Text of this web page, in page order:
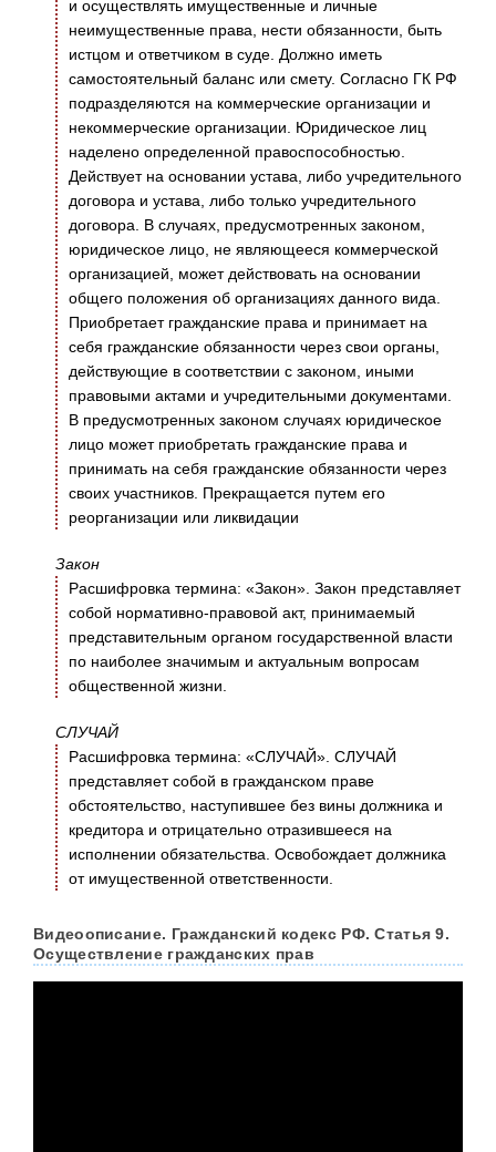
и осуществлять имущественные и личные
неимущественные права, нести обязанности, быть
истцом и ответчиком в суде. Должно иметь
самостоятельный баланс или смету. Согласно ГК РФ
подразделяются на коммерческие организации и
некоммерческие организации. Юридическое лиц
наделено определенной правоспособностью.
Действует на основании устава, либо учредительного
договора и устава, либо только учредительного
договора. В случаях, предусмотренных законом,
юридическое лицо, не являющееся коммерческой
организацией, может действовать на основании
общего положения об организациях данного вида.
Приобретает гражданские права и принимает на
себя гражданские обязанности через свои органы,
действующие в соответствии с законом, иными
правовыми актами и учредительными документами.
В предусмотренных законом случаях юридическое
лицо может приобретать гражданские права и
принимать на себя гражданские обязанности через
своих участников. Прекращается путем его
реорганизации или ликвидации
Закон
Расшифровка термина: «Закон». Закон представляет
собой нормативно-правовой акт, принимаемый
представительным органом государственной власти
по наиболее значимым и актуальным вопросам
общественной жизни.
СЛУЧАЙ
Расшифровка термина: «СЛУЧАЙ». СЛУЧАЙ
представляет собой в гражданском праве
обстоятельство, наступившее без вины должника и
кредитора и отрицательно отразившееся на
исполнении обязательства. Освобождает должника
от имущественной ответственности.
Видеоописание. Гражданский кодекс РФ. Статья 9.
Осуществление гражданских прав